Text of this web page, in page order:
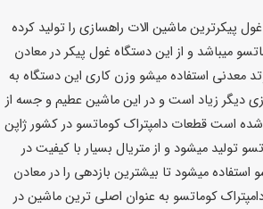
پیکرترین ماشین الات راهسازی را تولید کرده
میباشد و از این دستگاه غول پیکر در معادن
معدنی استفاده میشو وزن کاری این دستگاه به
دیگر زیاد است و در این ماشین عطیم و جسه از
شده است قطعات دامپتراک کوماتسو در کشور ژاپن
تولید میشود و از متریال بسیار با کیفیت در
استفاده میشود تا بیشترین بازدهی را در معادن
کوماتسو به عنوان اصلی ترین ماشین در